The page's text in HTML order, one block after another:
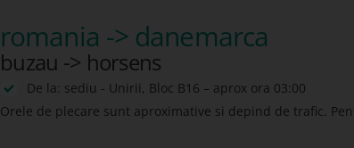
romania -> danemarca
buzau -> horsens
De la: sediu - Unirii, Bloc B16 – aprox ora 03:00
Orele de plecare sunt aproximative si depind de trafic.